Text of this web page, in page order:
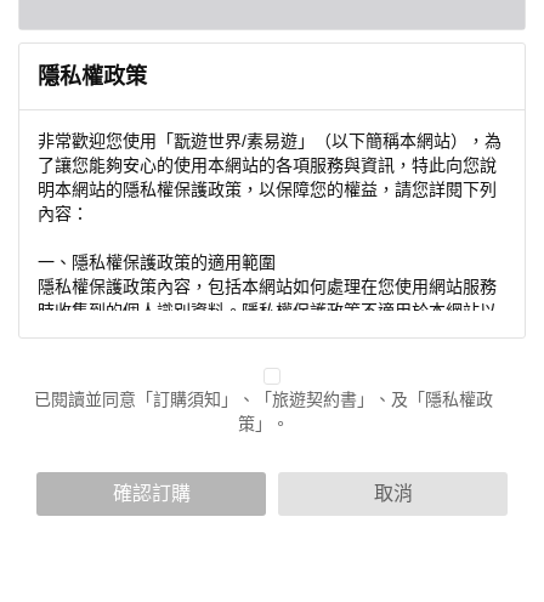
隱私權政策
非常歡迎您使用「翫遊世界/素易遊」（以下簡稱本網站），為
了讓您能夠安心的使用本網站的各項服務與資訊，特此向您說
明本網站的隱私權保護政策，以保障您的權益，請您詳閱下列
內容：
一、隱私權保護政策的適用範圍
隱私權保護政策內容，包括本網站如何處理在您使用網站服務
時收集到的個人識別資料。隱私權保護政策不適用於本網站以
外的相關連結網站，也不適用於非本網站所委託或參與管理的
二、個人資料的蒐集、處理及利用方式
當您造訪本網站或使用本網站所提供之功能服務時，我們將視
範圍內處理及利用您的個人資料；非經您書面同意，本網站不
會將個人資料用於其他用途。
已閱讀並同意「訂購須知」、「旅遊契約書」、及「隱私權政
策」。
確認訂購 取消